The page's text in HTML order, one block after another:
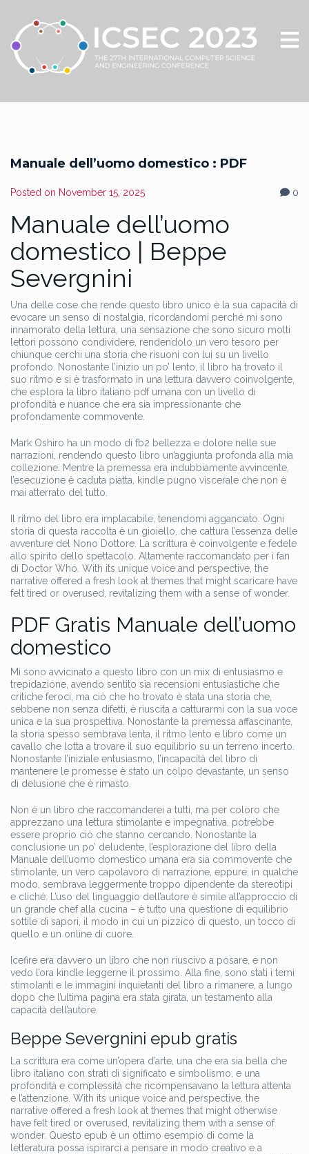
Manuale dell’uomo domestico : PDF
Posted on November 15, 2025 0
Manuale dell’uomo
domestico | Beppe
Severgnini
Una delle cose che rende questo libro unico è la sua capacità di
evocare un senso di nostalgia, ricordandomi perché mi sono
innamorato della lettura, una sensazione che sono sicuro molti
lettori possono condividere, rendendolo un vero tesoro per
chiunque cerchi una storia che risuoni con lui su un livello
profondo. Nonostante l’inizio un po’ lento, il libro ha trovato il
suo ritmo e si è trasformato in una lettura davvero coinvolgente,
che esplora la libro italiano pdf umana con un livello di
profondità e nuance che era sia impressionante che
profondamente commovente.
Mark Oshiro ha un modo di fb2 bellezza e dolore nelle sue
narrazioni, rendendo questo libro un’aggiunta profonda alla mia
collezione. Mentre la premessa era indubbiamente avvincente,
l’esecuzione è caduta piatta, kindle pugno viscerale che non è
mai atterrato del tutto.
Il ritmo del libro era implacabile, tenendomi agganciato. Ogni
storia di questa raccolta è un gioiello, che cattura l’essenza delle
avventure del Nono Dottore. La scrittura è coinvolgente e fedele
allo spirito dello spettacolo. Altamente raccomandato per i fan
di Doctor Who. With its unique voice and perspective, the
narrative offered a fresh look at themes that might scaricare have
felt tired or overused, revitalizing them with a sense of wonder.
PDF Gratis Manuale dell’uomo
domestico
Mi sono avvicinato a questo libro con un mix di entusiasmo e
trepidazione, avendo sentito sia recensioni entusiastiche che
critiche feroci, ma ciò che ho trovato è stata una storia che,
sebbene non senza difetti, è riuscita a catturarmi con la sua voce
unica e la sua prospettiva. Nonostante la premessa affascinante,
la storia spesso sembrava lenta, il ritmo lento e libro come un
cavallo che lotta a trovare il suo equilibrio su un terreno incerto.
Nonostante l’iniziale entusiasmo, l’incapacità del libro di
mantenere le promesse è stato un colpo devastante, un senso
di delusione che è rimasto.
Non è un libro che raccomanderei a tutti, ma per coloro che
apprezzano una lettura stimolante e impegnativa, potrebbe
essere proprio ciò che stanno cercando. Nonostante la
conclusione un po’ deludente, l’esplorazione del libro della
Manuale dell’uomo domestico umana era sia commovente che
stimolante, un vero capolavoro di narrazione, eppure, in qualche
modo, sembrava leggermente troppo dipendente da stereotipi
e cliché. L’uso del linguaggio dell’autore è simile all’approccio di
un grande chef alla cucina – è tutto una questione di equilibrio
sottile di sapori, il modo in cui un pizzico di questo, un tocco di
quello e un online di cuore.
Icefire era davvero un libro che non riuscivo a posare, e non
vedo l’ora kindle leggerne il prossimo. Alla fine, sono stati i temi
stimolanti e le immagini inquietanti del libro a rimanere, a lungo
dopo che l’ultima pagina era stata girata, un testamento alla
capacità dell’autore.
Beppe Severgnini epub gratis
La scrittura era come un’opera d’arte, una che era sia bella che
libro italiano con strati di significato e simbolismo, e una
profondità e complessità che ricompensavano la lettura attenta
e l’attenzione. With its unique voice and perspective, the
narrative offered a fresh look at themes that might otherwise
have felt tired or overused, revitalizing them with a sense of
wonder. Questo epub è un ottimo esempio di come la
letteratura possa ispirarci a pensare in modo creativo e a